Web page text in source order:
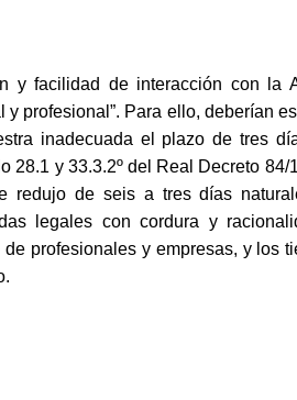
y facilidad de interacción con la
profesional”. Para ello, deberían
inadecuada el plazo de tres
28.1 y 33.3.2º del Real Decreto 84/
redujo de seis a tres días
legales con cordura y
profesionales y empresas, y los